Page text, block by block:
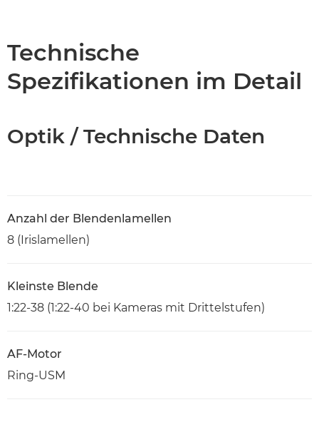
Technische
Spezifikationen im Detail
Optik / Technische Daten
Anzahl der Blendenlamellen
8 (Irislamellen)
Kleinste Blende
1:22-38 (1:22-40 bei Kameras mit Drittelstufen)
AF-Motor
Ring-USM